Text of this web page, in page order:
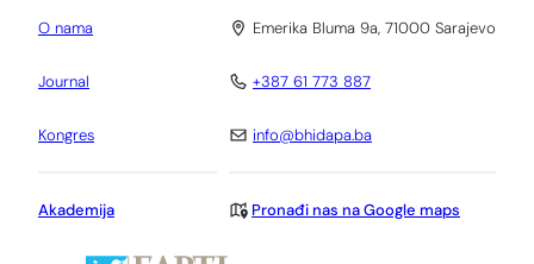
O nama
Journal
Kongres
Akademija
Emerika Bluma 9a, 71000 Sarajevo
+387 61 773 887
info@bhidapa.ba
Pronađi nas na Google maps